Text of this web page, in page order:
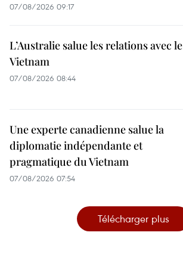
07/08/2026 09:17
L’Australie salue les relations avec le
Vietnam
07/08/2026 08:44
Une experte canadienne salue la
diplomatie indépendante et
pragmatique du Vietnam
07/08/2026 07:54
Télécharger plus